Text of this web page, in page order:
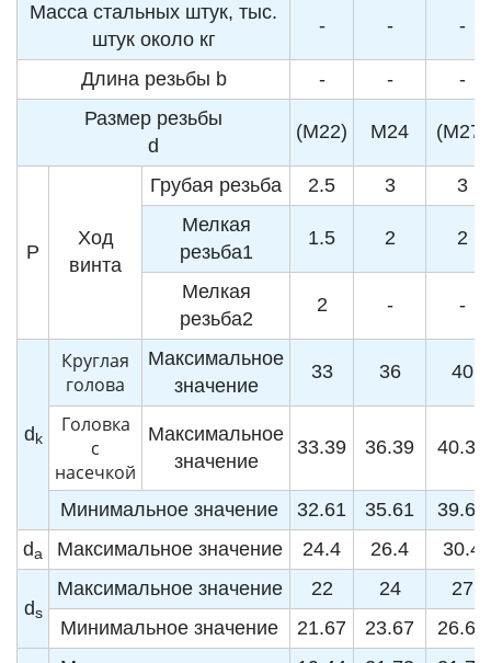
Масса стальных штук, тыс.
штук около кг
- - -
Длина резьбы b - -
-
Размер резьбы
d
(M22) M24 (M27)
P
Ход
винта
Грубая резьба 2.5 3
3
Мелкая
резьба1
1.5 2 2
Мелкая
резьба2
2 - -
d k
Круглая
голова
Максимальное
значение
33 36 40
Головка
с
насечкой
Максимальное
значение
33.39 36.39 40.39
Минимальное значение 32.61 35.61
39.61
da Максимальное значение 24.4 26.4 30.4
ds
Максимальное значение 22 24
27
Минимальное значение
21.67 23.67
26.67